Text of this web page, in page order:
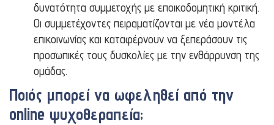
δυνατότητα συμμετοχής με εποικοδομητική κριτική.
Οι συμμετέχοντες πειραματίζονται με νέα μοντέλα
επικοινωνίας και καταφέρνουν να ξεπεράσουν τις
προσωπικές τους δυσκολίες με την ενθάρρυνση της
ομάδας.
Ποιός μπορεί να ωφεληθεί από την
online ψυχοθεραπεία;